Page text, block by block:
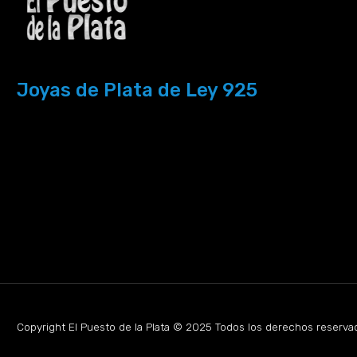
Joyas de Plata de Ley 925
Copyright El Puesto de la Plata © 2025 Todos los derechos